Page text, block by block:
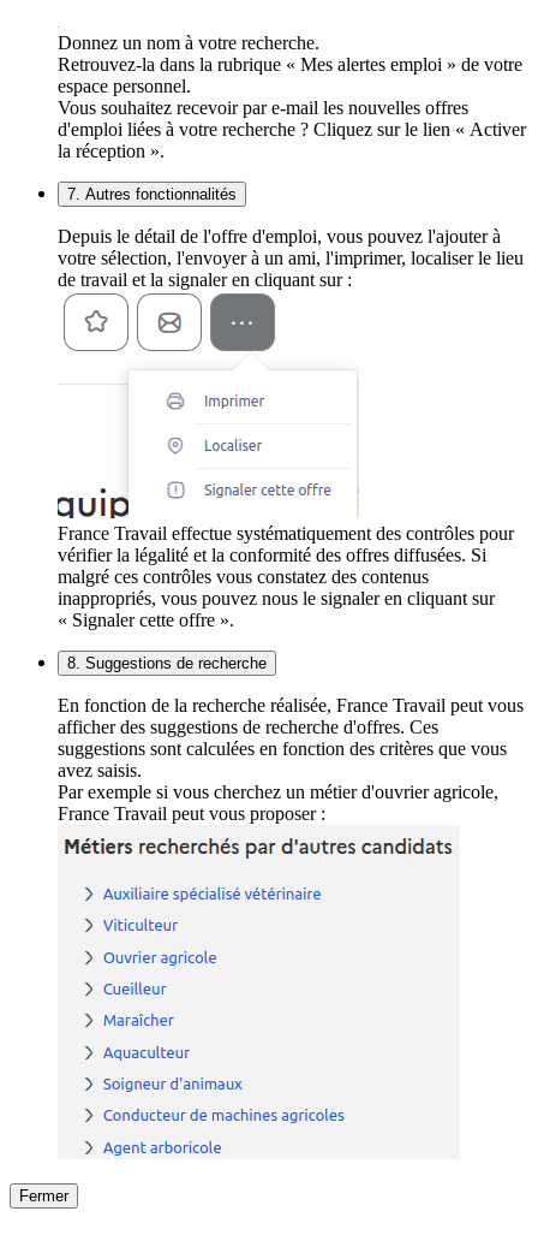
Donnez un nom à votre recherche.
Retrouvez-la dans la rubrique « Mes alertes emploi » de votre
espace personnel.
Vous souhaitez recevoir par e-mail les nouvelles offres
d'emploi liées à votre recherche ? Cliquez sur le lien « Activer
la réception ».
7. Autres fonctionnalités
Depuis le détail de l'offre d'emploi, vous pouvez l'ajouter à
votre sélection, l'envoyer à un ami, l'imprimer, localiser le lieu
de travail et la signaler en cliquant sur :
France Travail effectue systématiquement des contrôles pour
vérifier la légalité et la conformité des offres diffusées. Si
malgré ces contrôles vous constatez des contenus
inappropriés, vous pouvez nous le signaler en cliquant sur
« Signaler cette offre ».
8. Suggestions de recherche
En fonction de la recherche réalisée, France Travail peut vous
afficher des suggestions de recherche d'offres. Ces
suggestions sont calculées en fonction des critères que vous
avez saisis.
Par exemple si vous cherchez un métier d'ouvrier agricole,
France Travail peut vous proposer :
Fermer